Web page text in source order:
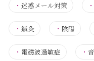
・ 迷惑メール対策
・ 鍼灸 ・ 陰陽
・ 電磁波過敏症 ・